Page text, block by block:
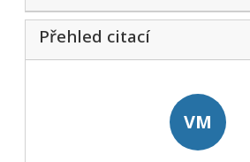
Přehled citací
VM